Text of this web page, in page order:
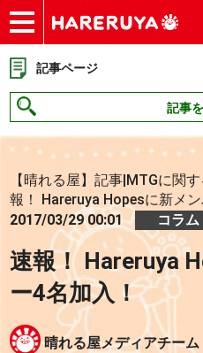
ショップ
買取
記事
デッキ検索
デッキ構築
選手一覧
店舗一覧
イベント
お問い合わせ
記事ページ
記事
【晴れる屋】記事|MTGに関
報！ Hareruya Hopesに新メン
2017/03/29 00:01
コラム
速報！ Hareruya
ー4名加入！
晴れる屋メディアチーム